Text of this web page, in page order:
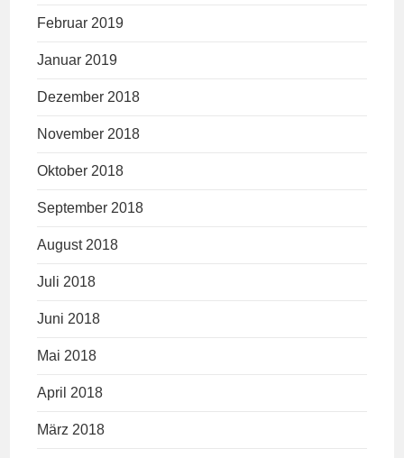
Februar 2019
Januar 2019
Dezember 2018
November 2018
Oktober 2018
September 2018
August 2018
Juli 2018
Juni 2018
Mai 2018
April 2018
März 2018